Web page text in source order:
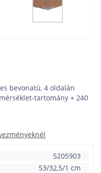
bevonatú, 4 oldalán
tartomány + 240
5205903
53/32,5/1 cm